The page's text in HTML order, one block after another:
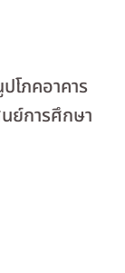
โภคอาคาร
ย์การศึกษา